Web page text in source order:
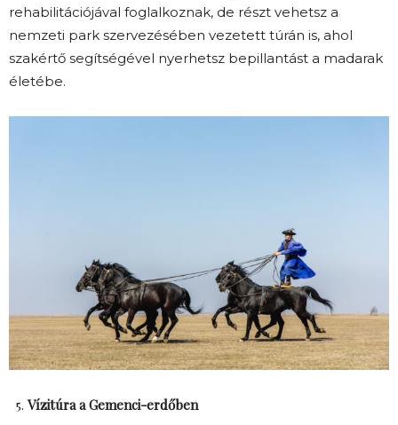
rehabilitációjával foglalkoznak, de részt vehetsz a
nemzeti park szervezésében vezetett túrán is, ahol
szakértő segítségével nyerhetsz bepillantást a madarak
életébe.
Vízitúra a Gemenci-erdőben